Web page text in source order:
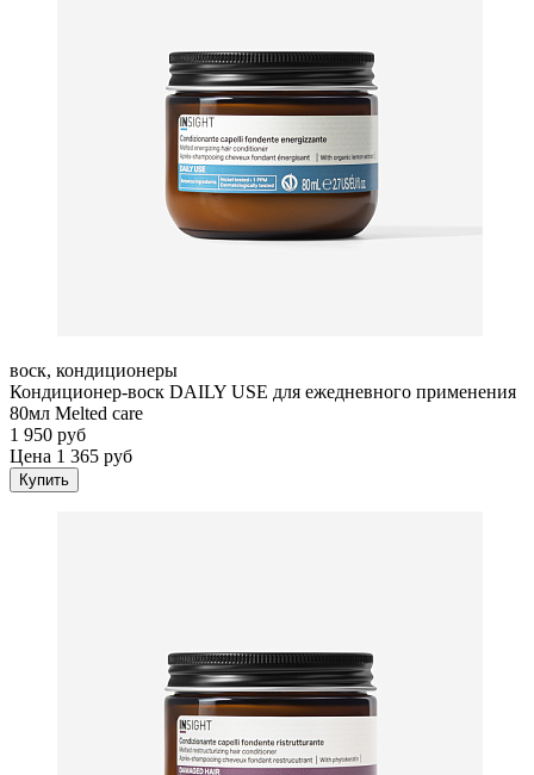
воск, кондиционеры
Кондиционер-воск DAILY USE для ежедневного применения
80мл Melted care
1 950 руб
Цена 1 365 руб
Купить